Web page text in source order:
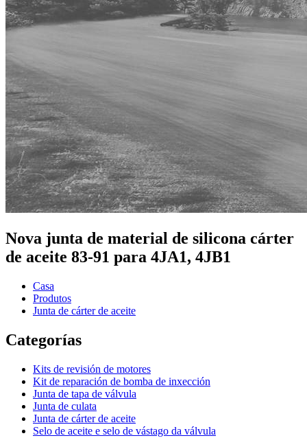
Nova junta de material de silicona cárter
de aceite 83-91 para 4JA1, 4JB1
Casa
Produtos
Junta de cárter de aceite
Categorías
Kits de revisión de motores
Kit de reparación de bomba de inxección
Junta de tapa de válvula
Junta de culata
Junta de cárter de aceite
Selo de aceite e selo de vástago da válvula